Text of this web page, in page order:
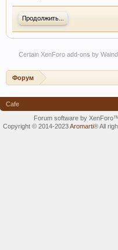
Продолжить...
Certain XenForo add-ons by
Форум
Cafe
Forum software by
Copyright © 2014-2023Aromarti®All